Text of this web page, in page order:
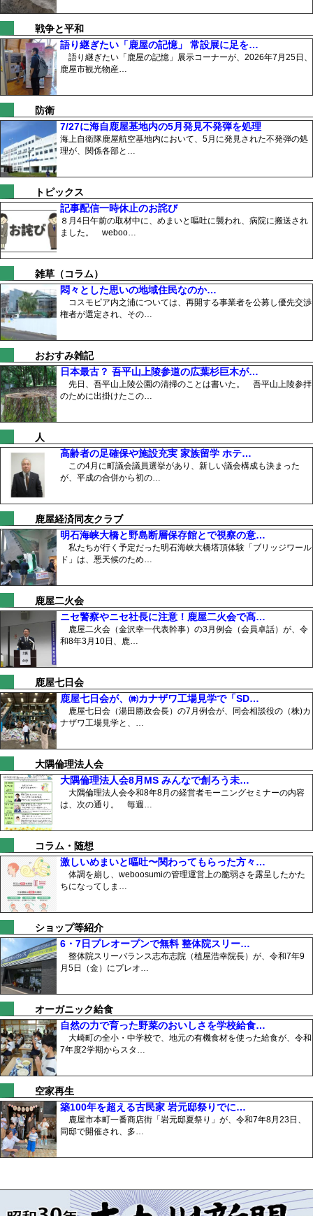
戦争と平和
語り継ぎたい「鹿屋の記憶」 常設展に足を…
語り継ぎたい「鹿屋の記憶」展示コーナーが、2026年7月25日、
鹿屋市観光物産…
防衛
7/27に海自鹿屋基地内の5月発見不発弾を処理
海上自衛隊鹿屋航空基地内において、5月に発見された不発弾の処
理が、関係各部と…
トピックス
記事配信一時休止のお詫び
８月4日午前の取材中に、めまいと嘔吐に襲われ、病院に搬送され
ました。 weboo…
雑草（コラム）
悶々とした思いの地域住民なのか…
コスモピア内之浦については、再開する事業者を公募し優先交渉
権者が選定され、その…
おおすみ雑記
日本最古？ 吾平山上陵参道の広葉杉巨木が…
先日、吾平山上陵公園の清掃のことは書いた。 吾平山上陵参拝
のために出掛けたこの…
人
高齢者の足確保や施設充実 家族留学 ホテ…
この4月に町議会議員選挙があり、新しい議会構成も決まった
が、平成の合併から初の…
鹿屋経済同友クラブ
明石海峡大橋と野島断層保存館とで視察の意…
私たちが行く予定だった明石海峡大橋塔頂体験「ブリッジワール
ド」は、悪天候のため…
鹿屋二火会
ニセ警察やニセ社長に注意！鹿屋二火会で髙…
鹿屋二火会（金沢幸一代表幹事）の3月例会（会員卓話）が、令
和8年3月10日、鹿…
鹿屋七日会
鹿屋七日会が、㈱カナザワ工場見学で「SD…
鹿屋七日会（湯田勝政会長）の7月例会が、同会相談役の（株)カ
ナザワ工場見学と、…
大隅倫理法人会
大隅倫理法人会8月MS みんなで創ろう未…
大隅倫理法人会令和8年8月の経営者モーニングセミナーの内容
は、次の通り。 毎週…
コラム・随想
激しいめまいと嘔吐〜関わってもらった方々…
体調を崩し、weboosumiの管理運営上の脆弱さを露呈したかた
ちになってしま…
ショップ等紹介
6・7日プレオープンで無料 整体院スリー…
整体院スリーバランス志布志院（植屋浩幸院長）が、令和7年9
月5日（金）にプレオ…
オーガニック給食
自然の力で育った野菜のおいしさを学校給食…
大崎町の全小・中学校で、地元の有機食材を使った給食が、令和
7年度2学期からスタ…
空家再生
築100年を超える古民家 岩元邸祭りでに…
鹿屋市本町一番商店街「岩元邸夏祭り」が、令和7年8月23日、
同邸で開催され、多…